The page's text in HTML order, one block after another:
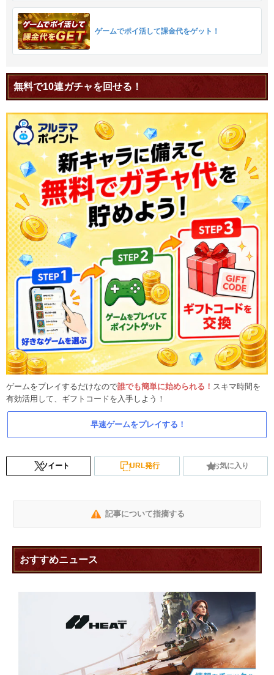
ゲームでポイ活して課金代をゲット！
無料で10連ガチャを回せる！
ゲームをプレイするだけなので誰でも簡単に始められる！ スキマ時間を
有効活用して、ギフトコードを入手しよう！
早速ゲームをプレイする！
ツイート URL発行 お気に入り
記事について指摘する
おすすめニュース